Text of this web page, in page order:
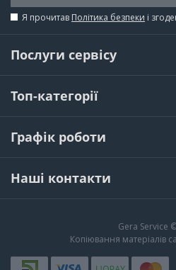
Я прочитав Політика безпеки і
Послуги сервісу
Топ-категорії
Графік роботи
Наші контакти
Gera Service
Копіювання матеріалів